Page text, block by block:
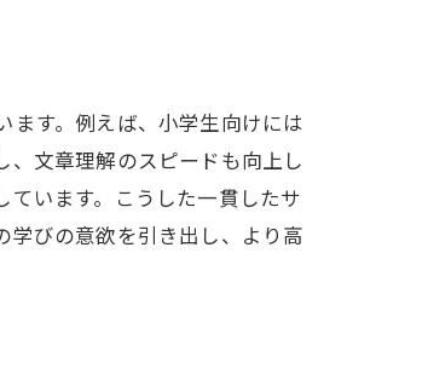
ます。例えば、小学生向けには
文章理解のスピードも向上し
います。こうした一貫したサ
学びの意欲を引き出し、より高